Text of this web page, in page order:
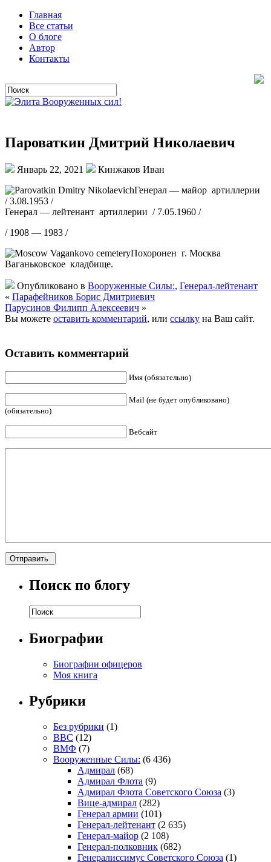
Главная
Все статьи
О блоге
Автор
Контакты
Пароваткин Дмитрий Николаевич
Январь 22, 2021
Кинжаков Иван
Генерал — майор артиллерии
/ 3.08.1953 /
Генерал — лейтенант артиллерии / 7.05.1960 /
/ 1908 — 1983 /
Похоронен г. Москва
Ваганьковское кладбище.
Опубликовано в Вооруженные Силы:, Генерал-лейтенант
« Парафейников Борис Дмитриевич
Парусинов Филипп Алексеевич »
Вы можете оставить комментарий, или ссылку на Ваш сайт.
Оставить комментарий
Имя (обязательно)
Mail (не будет опубликовано)
(обязательно)
Вебсайт
Поиск по блогу
Биографии
Биографии офицеров
Моя книга
Рубрики
Без рубрики (1)
ВВС (12)
ВМФ (7)
Вооруженные Силы: (6 436)
Адмирал (68)
Адмирал Флота (9)
Адмирал Флота Советского Союза (3)
Вице-адмирал (282)
Генерал армии (101)
Генерал-лейтенант (2 635)
Генерал-майор (2 108)
Генерал-полковник (682)
Генералиссимус Советского Союза (1)